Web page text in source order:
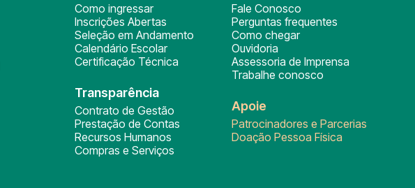
Como ingressar
Inscrições Abertas
Seleção em Andamento
Calendário Escolar
Certificação Técnica
Transparência
Contrato de Gestão
Prestação de Contas
Recursos Humanos
Compras e Serviços
Fale Conosco
Perguntas frequentes
Como chegar
Ouvidoria
Assessoria de Imprensa
Trabalhe conosco
Apoie
Patrocinadores e Parcerias
Doação Pessoa Física